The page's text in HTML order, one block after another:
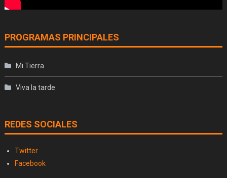
PROGRAMAS PRINCIPALES
Mi Tierra
Viva la tarde
REDES SOCIALES
Twitter
Facebook